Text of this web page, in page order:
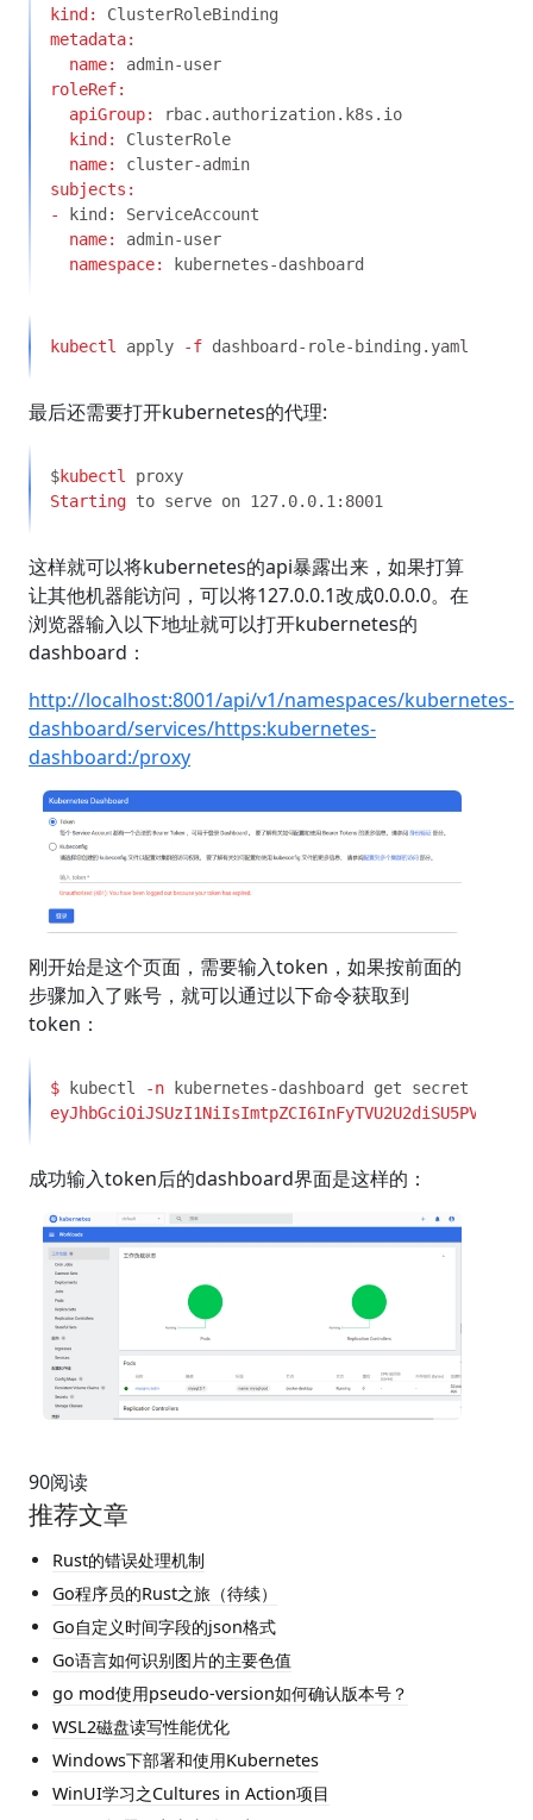
kind:
name:
apiGroup:
kind:
name:
-
name:
namespace:
kubectl apply -f
最后还需要打开kubernetes的代理:
$kubectl
Starting
这样就可以将kubernetes的api暴露出来，如果打算
让其他机器能访问，可以将127.0.0.1改成0.0.0.0。在
浏览器输入以下地址就可以打开kubernetes的
dashboard：
http://localhost:8001/api/v1/namespaces/kubernetes-
dashboard/services/https:kubernetes-
dashboard:/proxy
刚开始是这个页面，需要输入token，如果按前面的
步骤加入了账号，就可以通过以下命令获取到
token：
$ kubectl -n kubernetes-dashboard get secret $(
成功输入token后的dashboard界面是这样的：
90阅读
推荐文章
Rust的错误处理机制
Go程序员的Rust之旅（待续）
Go自定义时间字段的json格式
Go语言如何识别图片的主要色值
go mod使用pseudo-version如何确认版本号？
WSL2磁盘读写性能优化
Windows下部署和使用Kubernetes
WinUI学习之Cultures in Action项目